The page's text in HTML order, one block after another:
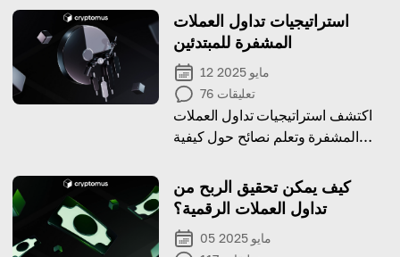
استراتيجيات تداول العملات
المشفرة للمبتدئين
12 مايو 2025
76 تعليقات
اكتشف استراتيجيات تداول العملات
المشفرة وتعلم نصائح حول كيفية
كيف يمكن تحقيق الربح من
تداول العملات الرقمية؟
05 مايو 2025